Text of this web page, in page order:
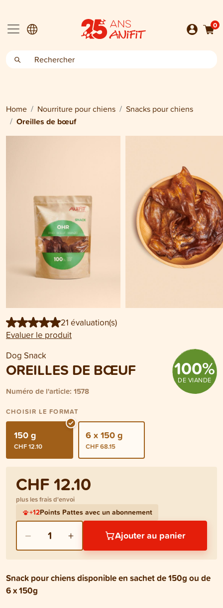
0
Home Nourriture pour chiens Snacks pour chiens
Oreilles de bœuf
21 évaluation(s)
Evaluer le produit
Dog Snack
OREILLES DE BŒUF
Numéro de l'article: 1578
100%
DE VIANDE
CHOISIR LE FORMAT
150 g
CHF 12.10
6 x 150 g
CHF 68.15
CHF 12.10
plus les frais d'envoi
+12Points Pattes avec un abonnement
− 1 + Ajouter au panier
Snack pour chiens disponible en sachet de 150g ou de
6 x 150g